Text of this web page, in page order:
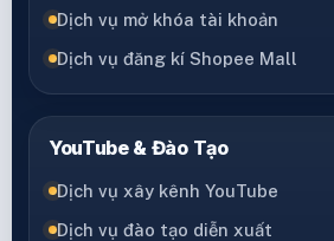
Dịch vụ mở khóa tài khoản
Dịch vụ đăng kí Shopee Mall
YouTube & Đào Tạo
Dịch vụ xây kênh YouTube
Dịch vụ đào tạo diễn xuất